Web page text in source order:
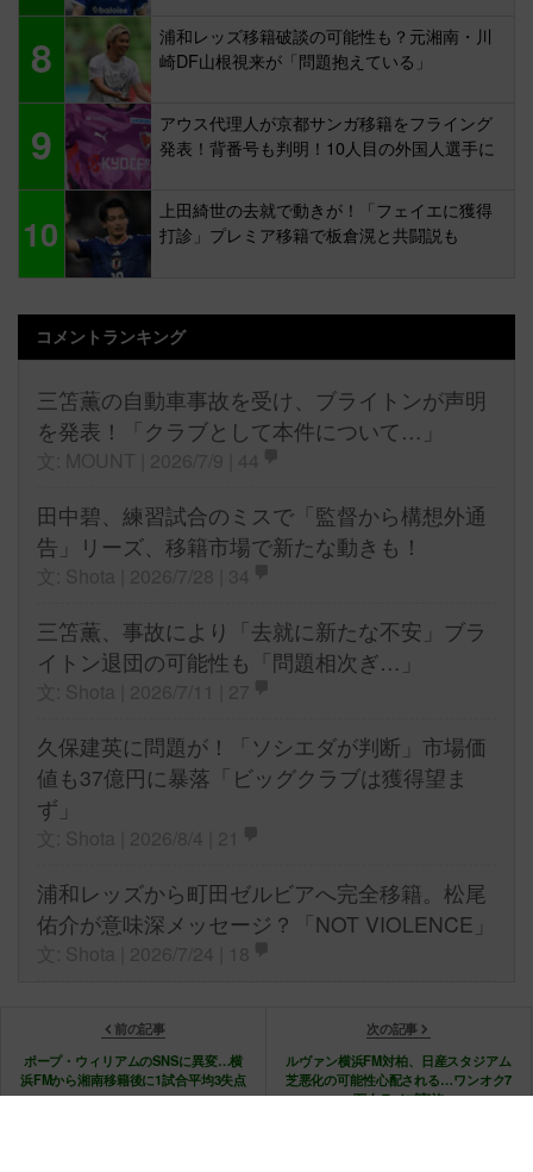
8
浦和レッズ移籍破談の可能性も？元湘南・川
崎DF山根視来が「問題抱えている」
9
アウス代理人が京都サンガ移籍をフライング
発表！背番号も判明！10人目の外国人選手に
10
上田綺世の去就で動きが！「フェイエに獲得
打診」プレミア移籍で板倉滉と共闘説も
コメントランキング
三笘薫の自動車事故を受け、ブライトンが声明
を発表！「クラブとして本件について…」
田中碧、練習試合のミスで「監督から構想外通
告」リーズ、移籍市場で新たな動きも！
三笘薫、事故により「去就に新たな不安」ブラ
イトン退団の可能性も「問題相次ぎ…」
久保建英に問題が！「ソシエダが判断」市場価
値も37億円に暴落「ビッグクラブは獲得望ま
ず」
浦和レッズから町田ゼルビアへ完全移籍。松尾
佑介が意味深メッセージ？「NOT VIOLENCE」
前の記事
ポープ・ウィリアムのSNSに異変…横
浜FMから湘南移籍後に1試合平均3失点
次の記事
ルヴァン横浜FM対柏、日産スタジアム
芝悪化の可能性心配される…ワンオク7
万人ライブ実施